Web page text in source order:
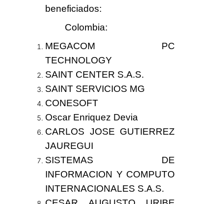
beneficiados:
Colombia:
MEGACOM PC
TECHNOLOGY
SAINT CENTER S.A.S.
SAINT SERVICIOS MG
CONESOFT
Oscar Enriquez Devia
CARLOS JOSE GUTIERREZ
JAUREGUI
SISTEMAS DE
INFORMACION Y COMPUTO
INTERNACIONALES S.A.S.